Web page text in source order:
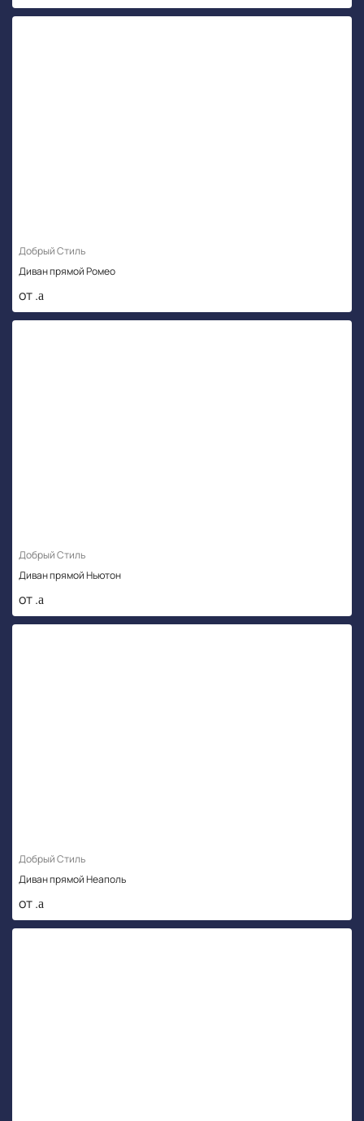
Добрый Стиль
Диван прямой Ромео
от .
Добрый Стиль
Диван прямой Ньютон
от .
Добрый Стиль
Диван прямой Неаполь
от .